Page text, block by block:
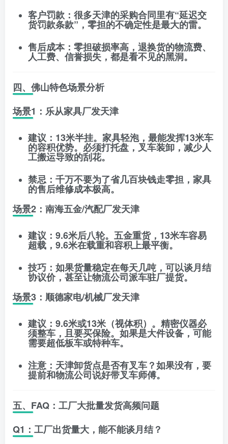
客户罚款 ：很多天津的采购合同里有“延迟交
货罚款条款”，零担的不确定性是最大的雷。
售后成本：零担破损率高，退换货的物流费、
人工费、信誉损失，都是看不见的黑洞。
四、佛山特色场景分析
场景1：乐从家具厂发天津
建议 ： 13米半挂。家具轻泡，最能发挥13米车
的容积优势。必须打托盘，叉车装卸，减少人
工搬运导致的刮花。
禁忌 ：千万不要为了省几百块钱走零担，家具
的售后维修成本极高。
场景2：南海五金/汽配厂发天津
建议 ： 9.6米后八轮。五金重货，13米车容易
超载，9.6米在载重和容积上最平衡。
技巧 ：如果货量稳定在每天几吨，可以谈月结
协议价，甚至让物流公司派车驻厂提货。
场景3：顺德家电/机械厂发天津
建议 ： 9.6米或13米（视体积） 。精密仪器必
须整车，且要买保险。如果是大件设备，可能
需要超低板车或特种车。
注意 ：天津卸货点是否有叉车？如果没有，要
提前和物流公司说好带叉车师傅。
五、FAQ：工厂大批量发货高频问题
Q1：工厂出货量大，能不能谈月结？